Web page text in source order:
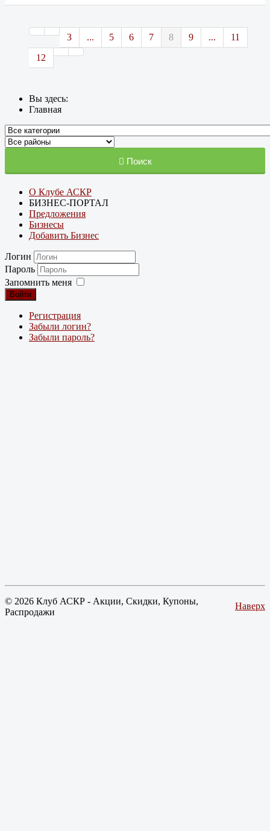
3 ... 5 6 7 8 9 ...
11
12
Вы здесь:
Главная
Поиск
О Клубе АСКР
БИЗНЕС-ПОРТАЛ
Предложения
Бизнесы
Добавить Бизнес
Логин
Пароль
Запомнить меня
Войти
Регистрация
Забыли логин?
Забыли пароль?
Наверх
© 2026 Клуб АСКР - Акции, Скидки, Купоны,
Распродажи